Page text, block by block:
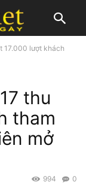
17.000 lượt khách
thu
tham
mở
0
994